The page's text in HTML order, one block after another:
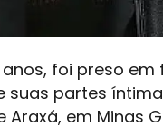
foi preso
suas partes
em Minas